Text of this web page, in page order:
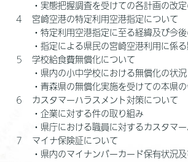
・実態把握調査を受けての各計画の改
４ 宮崎空港の特定利用空港指定について
・特定利用空港指定に至る経緯及び今後
・指定による県民の宮崎空港利用に係る
５ 学校給食費無償化について
・県内の小中学校における無償化の状況
・青森県の無償化実施を受けての本県の
６ カスタマーハラスメント対策について
・企業に対する件の取り組み
・県庁における職員に対するカスタマー
７ マイナ保険証について
・県内のマイナンバーカード保有状況及